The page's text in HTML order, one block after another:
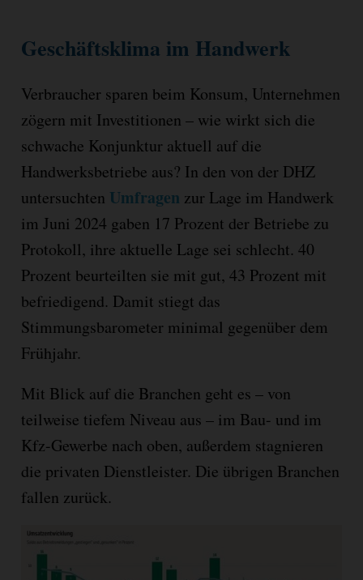
Geschäftsklima im Handwerk
Verbraucher sparen beim Konsum, Unternehmen
zögern mit Investitionen – wie wirkt sich die
schwache Konjunktur aktuell auf die
Handwerksbetriebe aus? In den von der DHZ
untersuchten Umfragen zur Lage im Handwerk
im Juni 2024 gaben 17 Prozent der Betriebe zu
Protokoll, ihre aktuelle Lage sei schlecht. 40
Prozent beurteilten sie mit gut, 43 Prozent mit
befriedigend. Damit stiegt das
Stimmungsbarometer minimal gegenüber dem
Frühjahr.
Mit Blick auf die Branchen geht es – von
teilweise tiefem Niveau aus – im Bau- und im
Kfz-Gewerbe nach oben, außerdem stagnieren
die privaten Dienstleister. Die übrigen Branchen
fallen zurück.